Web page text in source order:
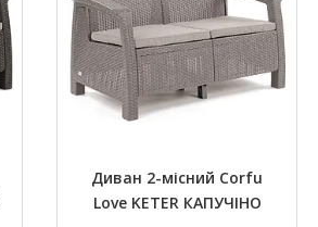
Диван 2-місний Corfu
Love KETER КАПУЧІНО